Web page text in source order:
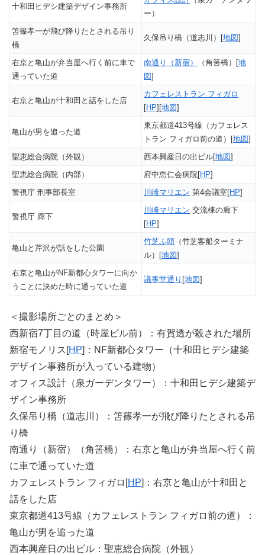
十和田ヒデシ建築デザイン事務所
ー）
笘篠孝一が飛び降りたとされる吊り
橋
久保吊り橋（道志川）[地図]
右京と亀山が弁当屋へ行く前に車で
通っていた道
南通り（新宿） （角筈橋）[地
図]
右京と亀山が十和田と話をした店
カフェレストラン フィガロ
[HP][地図]
亀山が男を追った道
東京都道413号線（カフェレス
トラン フィガロ前の道）[地図]
聖恵総合病院（外観）
西本興産日の出ビル[地図]
聖恵総合病院（内部）
府中恵仁会病院[HP]
警視庁 刑事部長室
川崎マリエン 第4会議室[HP]
警視庁 廊下
川崎マリエン 交流棟の廊下
[HP]
亀山と芹沢が話をした公園
竹芝ふ頭 （竹芝客船ターミナ
ル）[地図]
右京と亀山がNF新都心タワーに向か
うことに決めた時に通っていた道
議事堂通り [地図]
＜撮影場所ごとのまとめ＞
西新宿7丁目の道（時屋ビル前）：有賀透が殺された場所
新宿モノリス[HP]：NF新都心タワー（十和田ヒデシ建築
デザイン事務所が入っている建物）
オフィス設計（泉ガーデンタワー）：十和田ヒデシ建築デ
ザイン事務所
久保吊り橋（道志川）：笘篠孝一が飛び降りたとされる吊
り橋
南通り（新宿）（角筈橋）：右京と亀山が弁当屋へ行く前
に車で通っていた道
カフェレストラン フィガロ[HP]：右京と亀山が十和田と
話をした店
東京都道413号線（カフェレストラン フィガロ前の道）：
亀山が男を追った道
西本興産日の出ビル：聖恵総合病院（外観）